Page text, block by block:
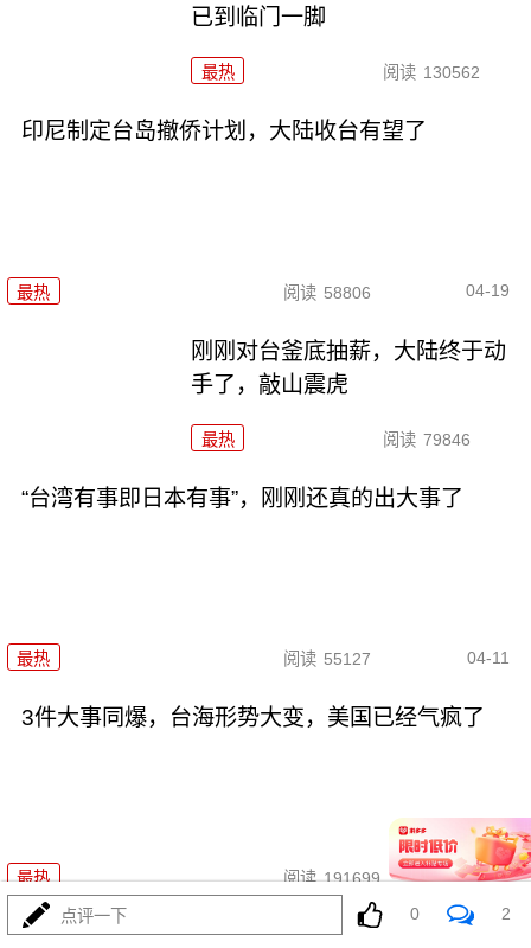
已到临门一脚
最热 阅读 130562
印尼制定台岛撤侨计划，​大陆收台有望了
最热 阅读 58806 04-19
刚刚对台釜底抽薪，大陆终于动
手了，敲山震虎
最热 阅读 79846
“台湾有事即日本有事”，刚刚还真的出大事了
最热 阅读 55127 04-11
3件大事同爆，台海形势大变，美国已经气疯了
最热 阅读 191699 04-11
台湾这根“香肠”，为何谁都敢跑过
点评一下 0 2